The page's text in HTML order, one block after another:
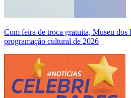
Com feira de troca gratuita, Museu dos
programação cultural de 2026